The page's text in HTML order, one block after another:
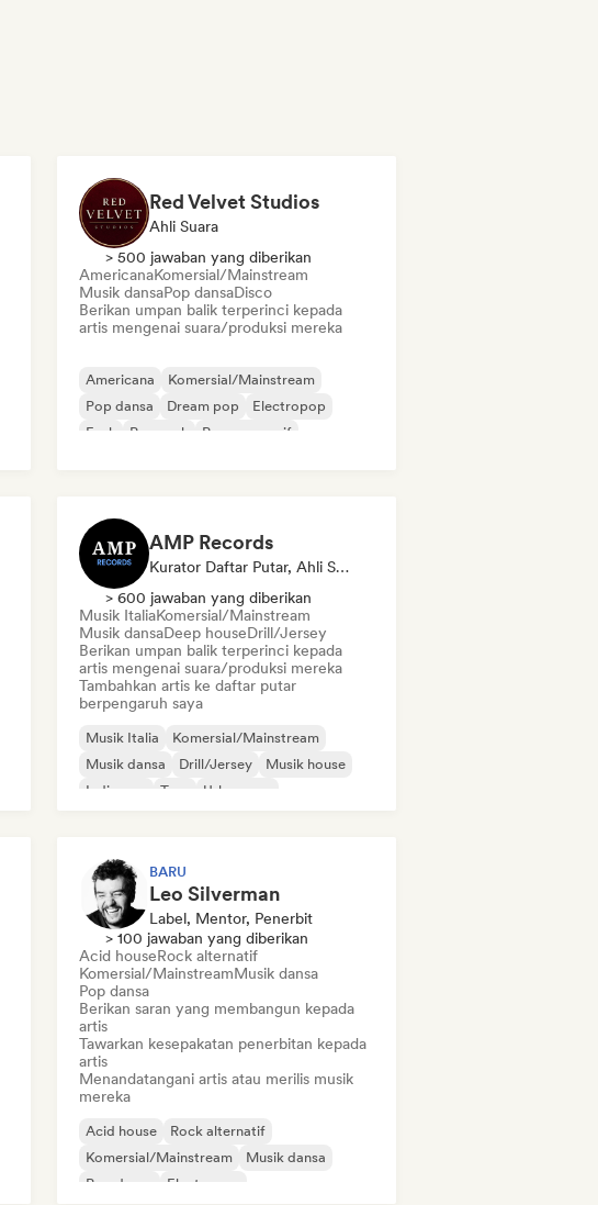
Red Velvet Studios
Ahli Suara
> 500 jawaban yang diberikan
AmericanaKomersial/Mainstream
Musik dansaPop dansaDisco
Berikan umpan balik terperinci kepada
artis mengenai suara/produksi mereka
Americana
Komersial/Mainstream
Pop dansa
Dream pop
Electropop
Funk
Pop rock Pop progresif
AMP Records
Kurator Daftar Putar, Ahli Suara
> 600 jawaban yang diberikan
Musik ItaliaKomersial/Mainstream
Musik dansaDeep houseDrill/Jersey
Berikan umpan balik terperinci kepada
artis mengenai suara/produksi mereka
Tambahkan artis ke daftar putar
berpengaruh saya
Musik Italia
Komersial/Mainstream
Musik dansa
Drill/Jersey
Musik house
Indie pop
Trap Urban pop
BARU
Leo Silverman
Label, Mentor, Penerbit
> 100 jawaban yang diberikan
Acid houseRock alternatif
Komersial/MainstreamMusik dansa
Pop dansa
Berikan saran yang membangun kepada
artis
Tawarkan kesepakatan penerbitan kepada
artis
Menandatangani artis atau merilis musik
mereka
Acid house
Rock alternatif
Komersial/Mainstream
Musik dansa
Pop dansa
Electropop